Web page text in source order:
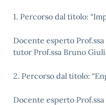
1. Percorso dal titolo:
Docente esperto
tutor Prof.ssa Bruno
2. Percorso dal titolo:
Docente esperto